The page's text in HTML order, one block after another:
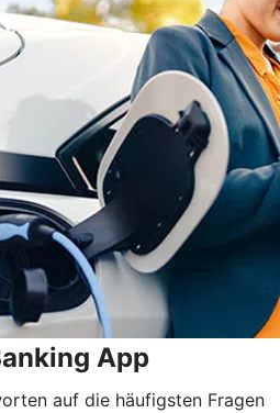
App
auf die häufigsten Fragen